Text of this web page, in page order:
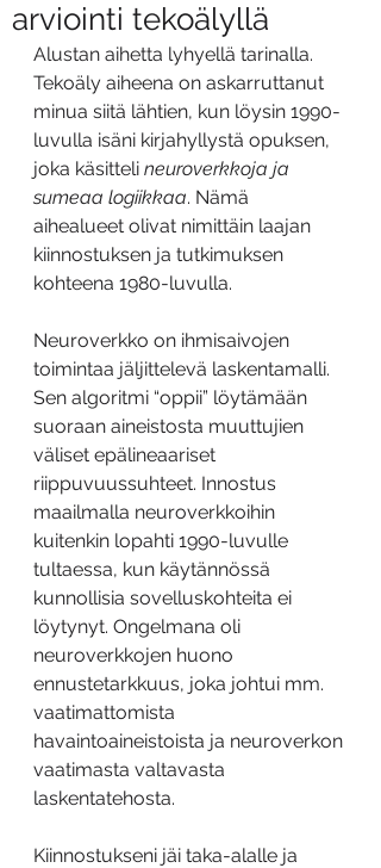
arviointi tekoälyllä
Alustan aihetta lyhyellä tarinalla.
Tekoäly aiheena on askarruttanut
minua siitä lähtien, kun löysin 1990-
luvulla isäni kirjahyllystä opuksen,
joka käsitteli neuroverkkoja ja
sumeaa logiikkaa. Nämä
aihealueet olivat nimittäin laajan
kiinnostuksen ja tutkimuksen
kohteena 1980-luvulla.
Neuroverkko on ihmisaivojen
toimintaa jäljittelevä laskentamalli.
Sen algoritmi “oppii” löytämään
suoraan aineistosta muuttujien
väliset epälineaariset
riippuvuussuhteet. Innostus
maailmalla neuroverkkoihin
kuitenkin lopahti 1990-luvulle
tultaessa, kun käytännössä
kunnollisia sovelluskohteita ei
löytynyt. Ongelmana oli
neuroverkkojen huono
ennustetarkkuus, joka johtui mm.
vaatimattomista
havaintoaineistoista ja neuroverkon
vaatimasta valtavasta
laskentatehosta.
Kiinnostukseni jäi taka-alalle ja